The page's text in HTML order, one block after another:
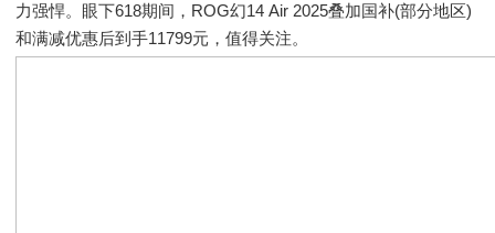
力强悍。眼下618期间，ROG幻14 Air 2025叠加国补(部分地区)
和满减优惠后到手11799元，值得关注。